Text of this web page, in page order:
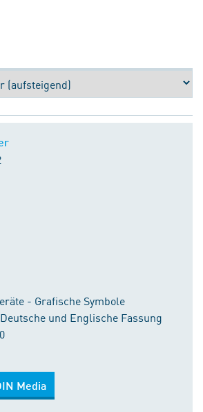
- Grafische Symbole
Deutsche und Englische Fassung
Media